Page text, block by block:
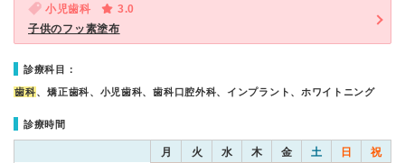
小児歯科
3.0
子供のフッ素塗布
診療科目：
歯科、矯正歯科、小児歯科、歯科口腔外科、インプラント、ホワイトニング
診療時間
月 火 水 木 金 土 日 祝